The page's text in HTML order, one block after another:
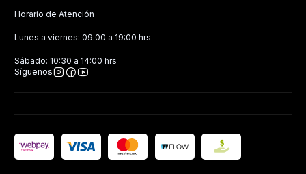
Horario de Atención
Lunes a viernes: 09:00 a 19:00 hrs
Sábado: 10:30 a 14:00 hrs
Síguenos